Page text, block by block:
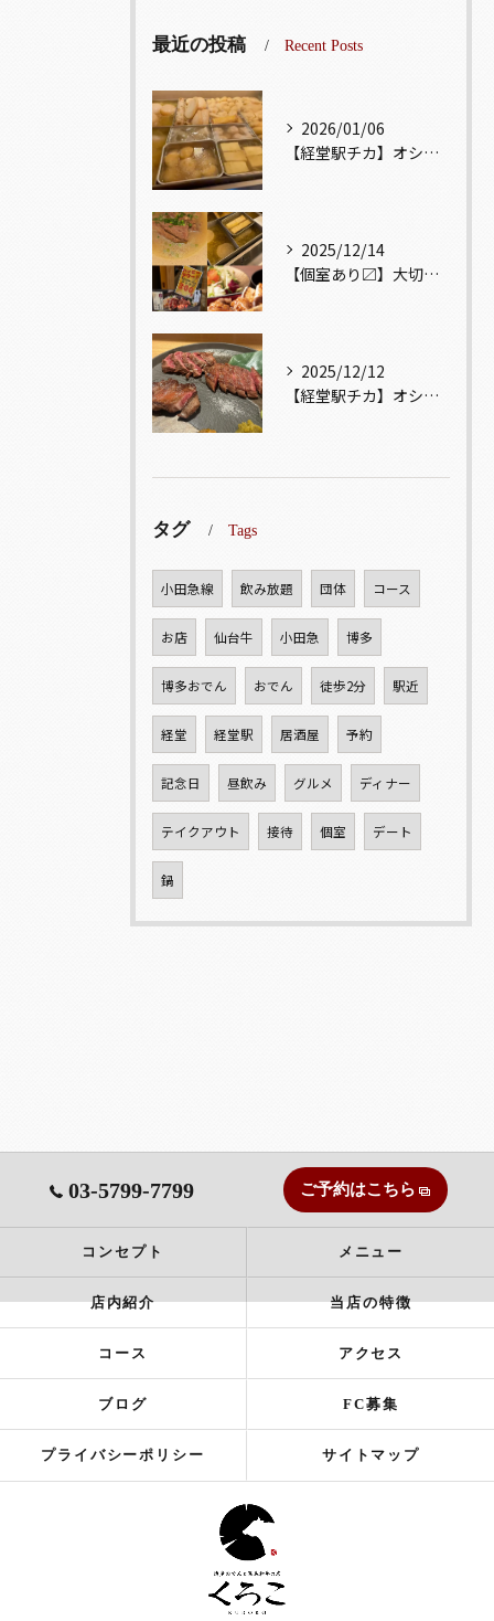
最近の投稿 Recent Posts
2026/01/06
【経堂駅チカ】オシャレ居酒屋🏮出汁が美味しいおでんがオススメ...
2025/12/14
【個室あり〼】大切な記念日、お祝い事でのご来店ぜひお待ちして...
2025/12/12
【経堂駅チカ】オシャレ居酒屋🏮自慢のお肉が楽しめる🐃お得なコ...
タグ Tags
小田急線 飲み放題 団体 コース
お店 仙台牛 小田急 博多
博多おでん おでん 徒歩2分 駅近
経堂 経堂駅 居酒屋 予約
記念日 昼飲み グルメ ディナー
テイクアウト 接待 個室 デート
鍋
03-5799-7799 ご予約はこちら
コンセプト メニュー
店内紹介 当店の特徴
コース アクセス
ブログ FC募集
プライバシーポリシー サイトマップ